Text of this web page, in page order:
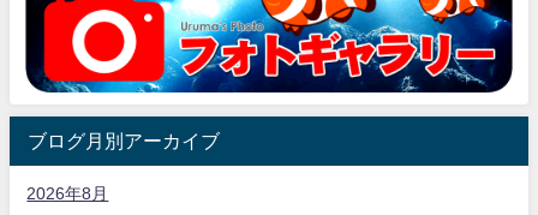
ブログ月別アーカイブ
2026年8月